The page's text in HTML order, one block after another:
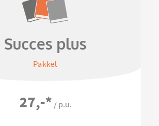
Succes plus
Pakket
27,-* / p.u.